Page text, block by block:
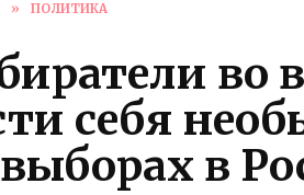
» ПОЛИТИКА
во
себя
в